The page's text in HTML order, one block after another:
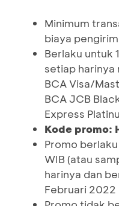
Minimum
biaya
Berlaku untuk
setiap harinya
BCA Visa/
BCA JCB
Express
Kode promo:
Promo
WIB (atau
harinya dan
Februari 2022